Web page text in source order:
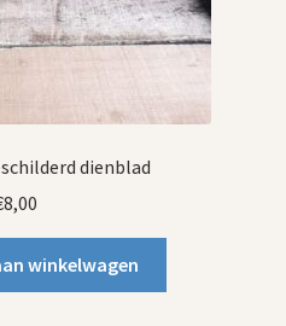
dienblad
8,00
winkelwagen